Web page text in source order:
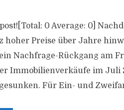
0 Average: 0]
hoher Preise über Jahre
Nachfrage-Rückgang am
Immobilienverkäufe im
Für Ein- und